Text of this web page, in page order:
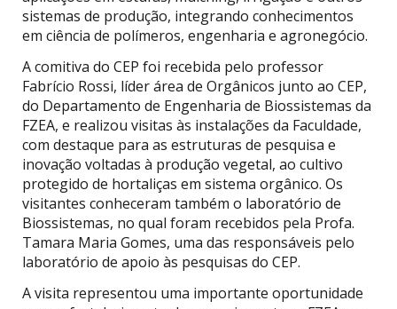
sistemas de produção, integrando conhecimentos
em ciência de polímeros, engenharia e agronegócio.
A comitiva do CEP foi recebida pelo professor
Fabrício Rossi, líder área de Orgânicos junto ao CEP,
do Departamento de Engenharia de Biossistemas da
FZEA, e realizou visitas às instalações da Faculdade,
com destaque para as estruturas de pesquisa e
inovação voltadas à produção vegetal, ao cultivo
protegido de hortaliças em sistema orgânico. Os
visitantes conheceram também o laboratório de
Biossistemas, no qual foram recebidos pela Profa.
Tamara Maria Gomes, uma das responsáveis pelo
laboratório de apoio às pesquisas do CEP.
A visita representou uma importante oportunidade